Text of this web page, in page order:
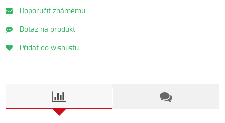
Doporučit známému
Dotaz na produkt
Přidat do wishlistu